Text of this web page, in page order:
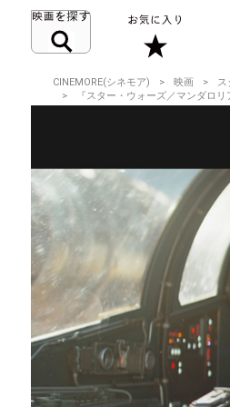
CINEMORE(シネモア) 映画
ス
『スター・ウォーズ／マンダロ